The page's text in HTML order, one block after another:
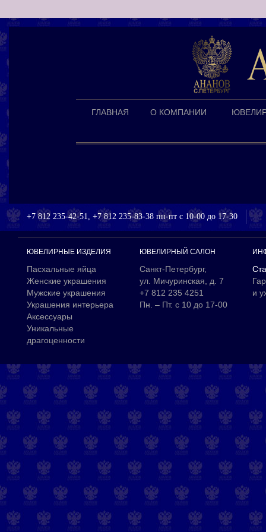
ГЛАВНАЯ О КОМПАНИИ
+7 812 235-42-51, +7 812 235-83-38 пн-пт с 10-00 до 17-30
ЮВЕЛИРНЫЕ ИЗДЕЛИЯ
Пасхальные яйца
Женские украшения
Мужские украшения
Украшения интерьера
Аксессуары
Уникальные
драгоценности
ЮВЕЛИРНЫЙ САЛОН
Санкт-Петербург,
ул. Мичуринская, д. 7
+7 812 235 4251
Пн. – Пт. с 10 до 17-00
и